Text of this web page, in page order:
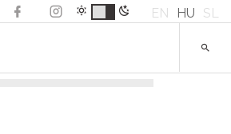
EN HU SL